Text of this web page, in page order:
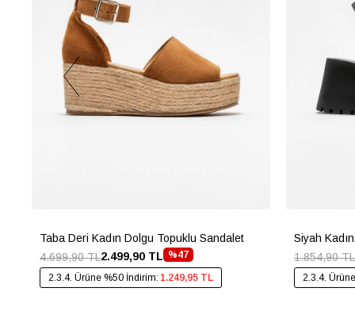
Taba Deri Kadın Dolgu Topuklu Sandalet
%47
2.499,90 TL
4.699,90 TL
2.3.4. Ürüne %50 İndirim: 1.249,95 TL
Siyah
1.854,90 TL
2.3.4.